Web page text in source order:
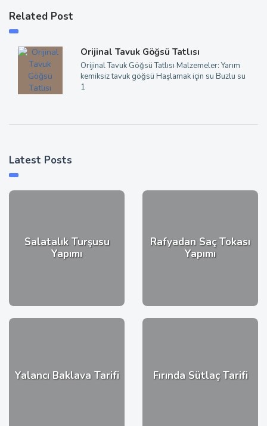
Related Post
Orijinal Tavuk Göğsü Tatlısı
Orijinal Tavuk Göğsü Tatlısı Malzemeler: Yarım
kemiksiz tavuk göğsü Haşlamak için su Buzlu su
1
Latest Posts
Salatalık Turşusu
Yapımı
Rafyadan Saç Tokası
Yapımı
Yalancı Baklava Tarifi Fırında Sütlaç Tarifi